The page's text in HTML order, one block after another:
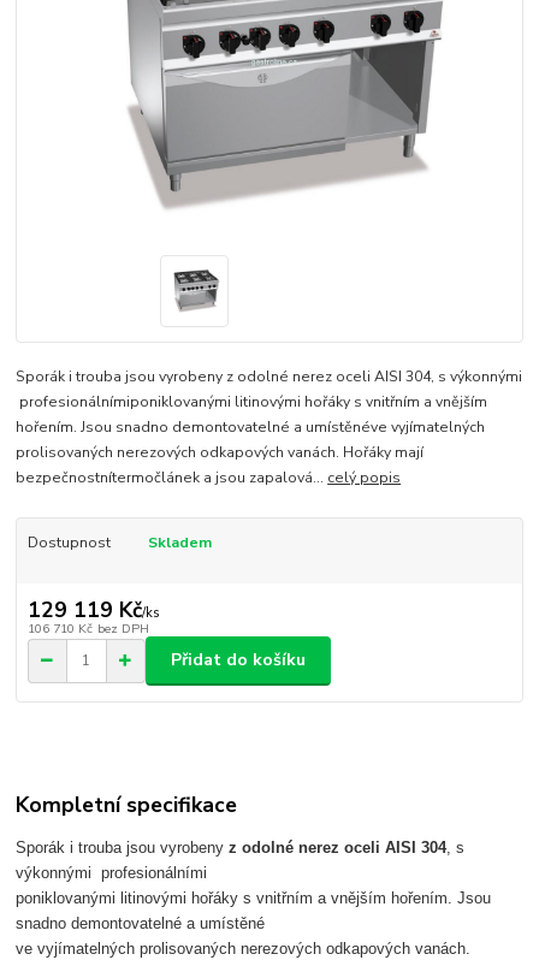
Sporák i trouba jsou vyrobeny z odolné nerez oceli AISI 304, s výkonnými
profesionálnímiponiklovanými litinovými hořáky s vnitřním a vnějším
hořením. Jsou snadno demontovatelné a umístěnéve vyjímatelných
prolisovaných nerezových odkapových vanách. Hořáky mají
bezpečnostnítermočlánek a jsou zapalová... celý popis
Dostupnost Skladem
129 119 Kč/ks
106 710 Kč bez DPH
Přidat do košíku
Kompletní specifikace
Sporák i trouba jsou vyrobenyz odolné nerez oceli AISI 304, s
výkonnými profesionálními
poniklovanými litinovými hořáky s vnitřním a vnějším hořením. Jsou
snadno demontovatelné a umístěné
ve vyjímatelných prolisovaných nerezových odkapových vanách.